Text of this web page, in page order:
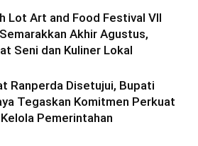
Lot Art and Food Festival VII
Akhir Agustus,
Seni dan Kuliner Lokal
Ranperda Disetujui, Bupati
Tegaskan Komitmen Perkuat
Pemerintahan